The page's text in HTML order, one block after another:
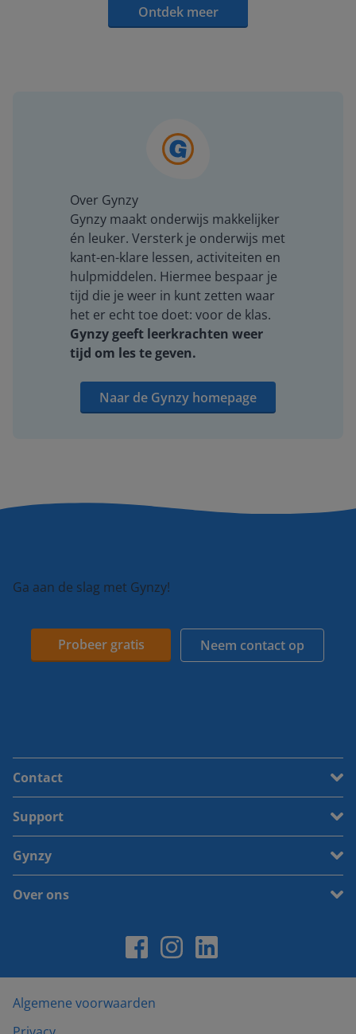
Ontdek meer
Over Gynzy
Gynzy maakt onderwijs makkelijker
én leuker. Versterk je onderwijs met
kant-en-klare lessen, activiteiten en
hulpmiddelen. Hiermee bespaar je
tijd die je weer in kunt zetten waar
het er echt toe doet: voor de klas.
Gynzy geeft leerkrachten weer
tijd om les te geven.
Naar de Gynzy homepage
Ga aan de slag met Gynzy!
Probeer gratis Neem contact op
Contact
Support
Gynzy
Over ons
Algemene voorwaarden